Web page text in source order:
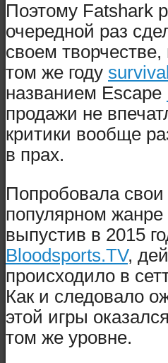
Поэтому Fatshark
очередной раз
своем
том же году
названием Escape
продажи не
критики вообще
в прах.
Попробовала
популярном жанре
выпустив в 2015
Bloodsports.TV,
происходило в
Как и следовало
этой игры
том же уровне.